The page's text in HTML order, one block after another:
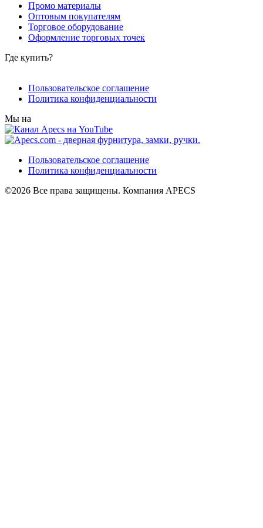
Промо материалы
Оптовым покупателям
Торговое оборудование
Оформление торговых точек
Где купить?
Пользовательское соглашение
Политика конфиденциальности
Мы на
Пользовательское соглашение
Политика конфиденциальности
©2026 Все права защищены. Компания APECS